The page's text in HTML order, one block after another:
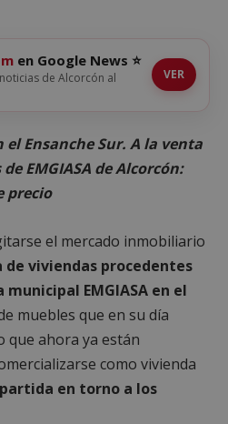
en Google News ⭐
de Alcorcón al
VER
el Ensanche Sur. A la venta
EMGIASA de Alcorcón:
precio
el mercado inmobiliario
de viviendas procedentes
EMGIASA en el
muebles que en su día
ahora ya están
como vivienda
en torno a los